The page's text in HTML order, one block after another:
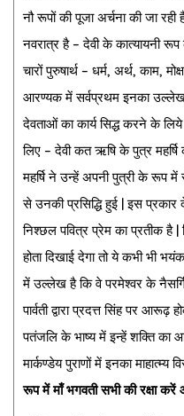
नौ रूपों की पूजा अर्चना की जा
नवरात्र है – देवी के कात्यायनी
चारों पुरुषार्थ – धर्म, अर्थ, काम,
आरण्यक में सर्वप्रथम इनका उल्लेख
देवताओं का कार्य सिद्ध करने के
लिए – देवी कत ऋषि के पुत्र
महर्षि ने उन्हें अपनी पुत्री के रूप में
से उनकी प्रसिद्धि हुई | इस
निश्छल पवित्र प्रेम का प्रतीक है
होता दिखाई देगा तो ये कभी भी
में उल्लेख है कि वे परमेश्वर के
पार्वती द्वारा प्रदत्त सिंह पर आरूढ़
पतंजलि के भाष्य में इन्हें शक्ति का
मार्कण्डेय पुराणों में इनका माहात्म्य
रूप में माँ भगवती सभी की रक्षा